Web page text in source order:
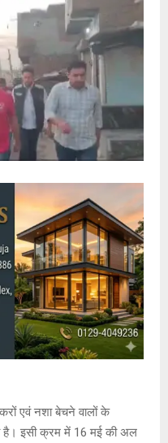
एवं नशा बेचने वालों के
है। इसी क्रम में 16 मई की अल